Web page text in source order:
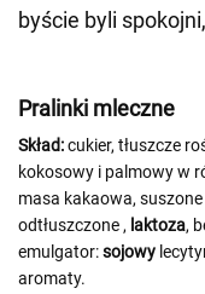
byście byli
Pralinki mleczne
Skład:cukier, tłuszcze
kokosowy i palmowy w
masa kakaowa, suszone
odtłuszczone , laktoza,
emulgator:sojowy
aromaty.